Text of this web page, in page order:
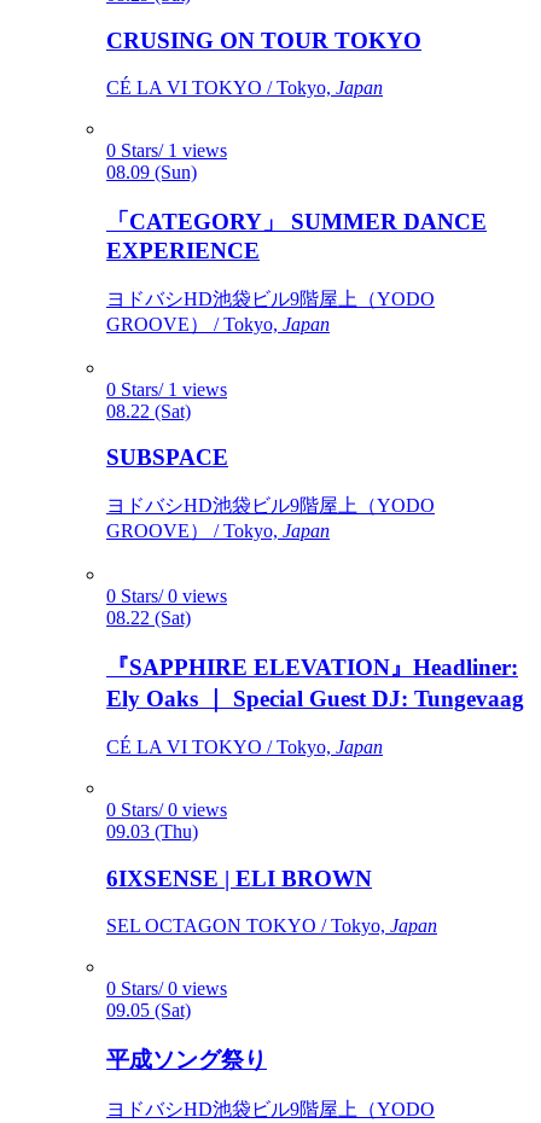
CRUSING ON TOUR TOKYO
CÉ LA VI TOKYO / Tokyo, Japan
0 Stars/ 1 views
08.09 (Sun)
「CATEGORY」 SUMMER DANCE
EXPERIENCE
ヨドバシHD池袋ビル9階屋上（YODO
GROOVE） / Tokyo, Japan
0 Stars/ 1 views
08.22 (Sat)
SUBSPACE
ヨドバシHD池袋ビル9階屋上（YODO
GROOVE） / Tokyo, Japan
0 Stars/ 0 views
08.22 (Sat)
『SAPPHIRE ELEVATION』Headliner:
Ely Oaks ｜ Special Guest DJ: Tungevaag
CÉ LA VI TOKYO / Tokyo, Japan
0 Stars/ 0 views
09.03 (Thu)
6IXSENSE | ELI BROWN
SEL OCTAGON TOKYO / Tokyo, Japan
0 Stars/ 0 views
09.05 (Sat)
平成ソング祭り
ヨドバシHD池袋ビル9階屋上（YODO